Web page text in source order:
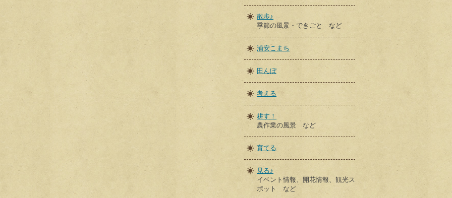
散歩♪
季節の風景・できごと など
浦安こまち
田んぼ
考える
耕す！
農作業の風景 など
育てる
見る♪
イベント情報、開花情報、観光ス
ポット など